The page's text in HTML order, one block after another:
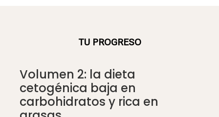
Los orígenes del predominio del azúcar y los
El origen de la caza de grasas: Ancel Keys y
el estudio de los 7 países
La demonización de las grasas: ¿una
conspiración agroindustrial?